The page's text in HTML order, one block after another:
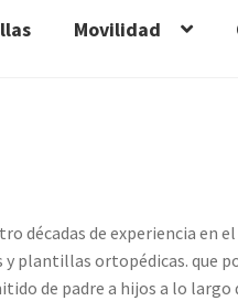
Movilidad
décadas de experiencia
plantillas ortopédicas. que
de padre a hijos a lo largo